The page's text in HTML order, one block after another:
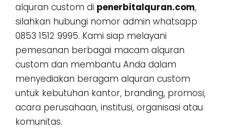
alquran custom di penerbitalquran.com,
silahkan hubungi nomor admin whatsapp
0853 1512 9995. Kami siap melayani
pemesanan berbagai macam alquran
custom dan membantu Anda dalam
menyediakan beragam alquran custom
untuk kebutuhan kantor, branding, promosi,
acara perusahaan, institusi, organisasi atau
komunitas.